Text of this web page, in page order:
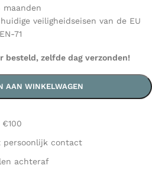
maanden
veiligheidseisen van de EU
71
besteld, zelfde dag verzonden!
AAN WINKELWAGEN
persoonlijk contact
achteraf